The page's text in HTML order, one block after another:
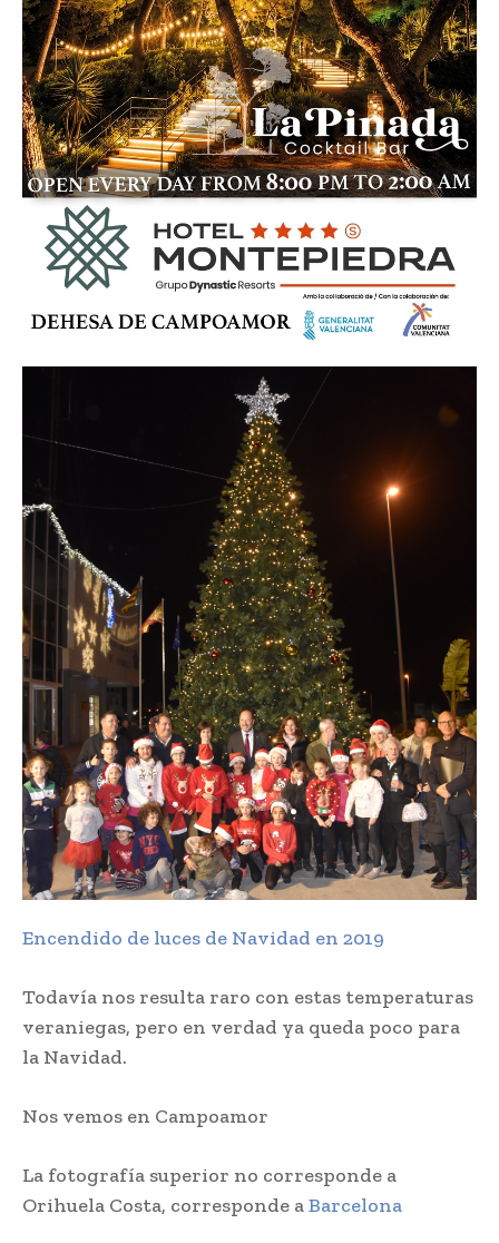
Encendido de luces de Navidad en 2019
Todavía nos resulta raro con estas temperaturas
veraniegas, pero en verdad ya queda poco para
la Navidad.
Nos vemos en Campoamor
La fotografía superior no corresponde a
Orihuela Costa, corresponde aBarcelona